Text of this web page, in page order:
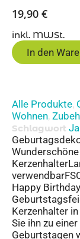
19,90 €
inkl. MWSt.
In den
Alle Produkte,
Wohnen,
Schlagwort
Happy
Kerzenhalter
Sie ihn zu
Geburtstagen